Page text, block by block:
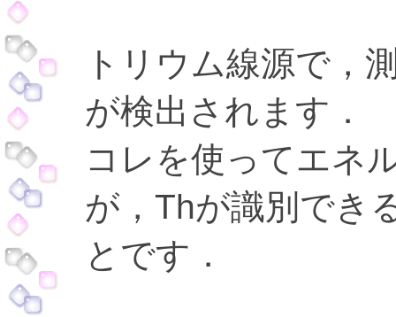
トリウム線源で，
が検出されます．
コレを使ってエネ
が，Thが識別でき
とです．